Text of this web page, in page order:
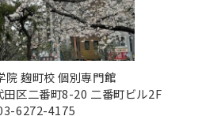
院 麹町校 個別専門館
区二番町8-20 二番町ビル2F
6272-4175